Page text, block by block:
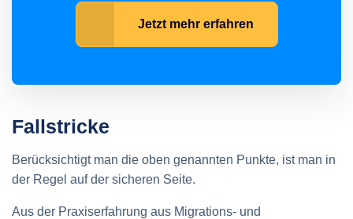
Jetzt mehr erfahren
Fallstricke
Berücksichtigt man die oben genannten Punkte, ist man in
der Regel auf der sicheren Seite.
Aus der Praxiserfahrung aus Migrations- und